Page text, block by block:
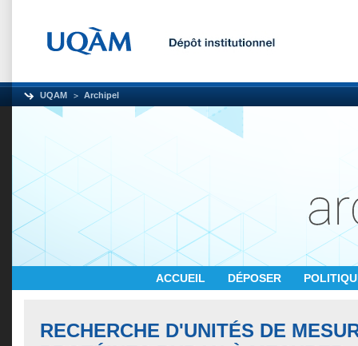
UQAM Archipel
ACCUEIL DÉPOSER
RECHERCHE D'UNITÉS DE